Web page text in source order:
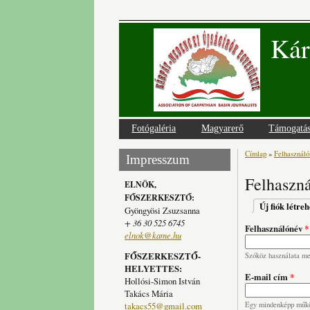
Fotógaléria Magyarerő Támogatás
Impresszum
ELNÖK,
FŐSZERKESZTŐ:
Gyöngyösi Zsuzsanna
+ 36 30 525 6745
elnok@kame.hu
FŐSZERKESZTŐ-
HELYETTES:
Hollósi-Simon István
Takács Mária
takacs55@gmail.com
Jelenlegi
Címlap »
Új fiók
Felhasználónév*
Szóköz használata
E-mail cím*
Egy mindenképp